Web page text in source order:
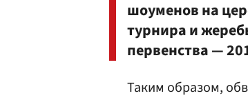
шоуменов на
турнира и
первенства —
Таким образом,